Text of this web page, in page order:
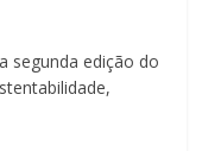
segunda edição do